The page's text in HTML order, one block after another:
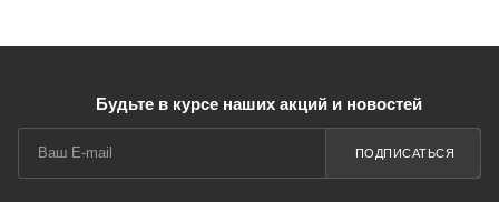
Будьте в курсе наших акций и новостей
ПОДПИСАТЬСЯ